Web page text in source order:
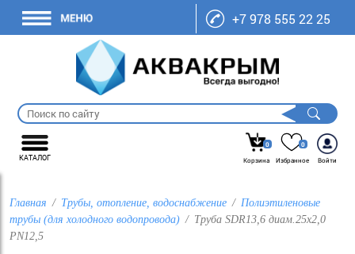
+7 978 555 22 25
КАТАЛОГ
0
Корзина
0
Избранное
Войти
Главная Трубы, отопление, водоснабжение
Полиэтиленовые
трубы (для холодного водопровода)
Труба SDR13,6 диам.25х2,0
PN12,5